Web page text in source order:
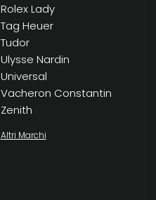
Rolex Lady
Tag Heuer
Tudor
Ulysse Nardin
Universal
Vacheron Constantin
Zenith
Altri Marchi